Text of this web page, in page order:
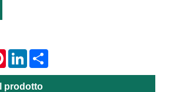
PinterestLinkedIn
prodotto